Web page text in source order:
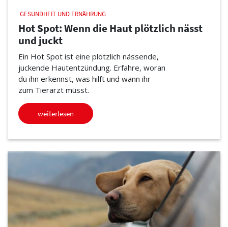
GESUNDHEIT UND ERNÄHRUNG
Hot Spot: Wenn die Haut plötzlich nässt
und juckt
Ein Hot Spot ist eine plötzlich nässende,
juckende Hautentzündung. Erfahre, woran
du ihn erkennst, was hilft und wann ihr
zum Tierarzt müsst.
weiterlesen